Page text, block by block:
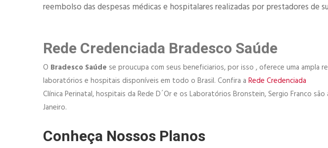
reembolso das despesas médicas e hospitalares realizadas por prestadores de
Rede Credenciada Bradesco Saúde
O Bradesco Saúde se proucupa com seus beneficiarios, por isso , oferece uma ampla
laboratórios e hospitais disponíveis em todo o Brasil. Confira a Rede Credenciada
Clínica Perinatal, hospitais da Rede D´Or e os Laboratórios Bronstein, Sergio Franco
Janeiro.
Conheça Nossos Planos